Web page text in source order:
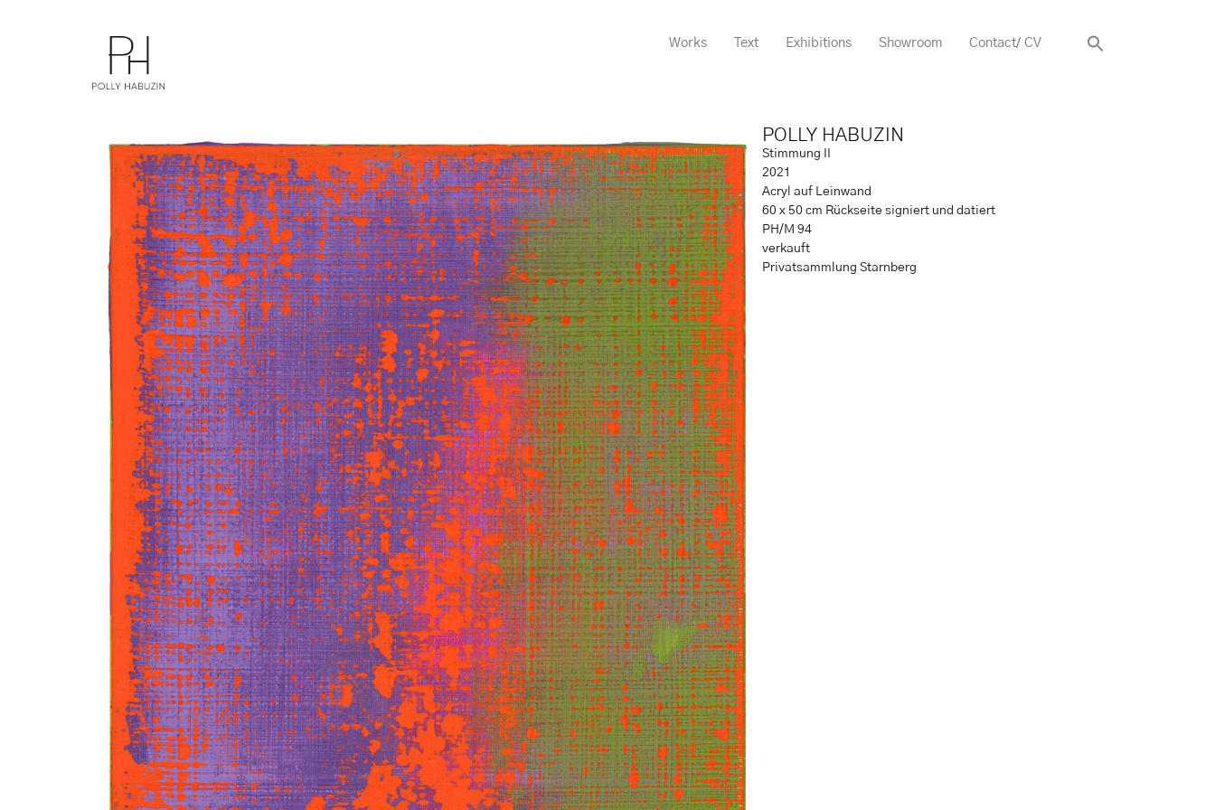
Works Text Exhibitions Showroom Contact/ CV
POLLY HABUZIN
Stimmung II
2021
Acryl auf Leinwand
60 x 50 cm Rückseite signiert und datiert
PH/M 94
verkauft
Privatsammlung Starnberg